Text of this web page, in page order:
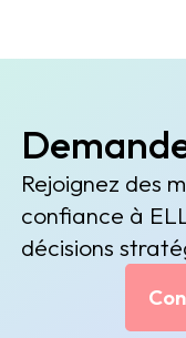
Rejoignez des
confiance à
décisions